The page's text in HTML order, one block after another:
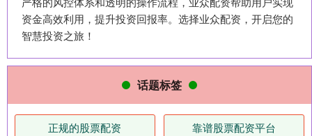
资金高效利用，提升投资回报率。选择业众配资，开启您的
智慧投资之旅！
话题标签
正规的股票配资 靠谱股票配资平台